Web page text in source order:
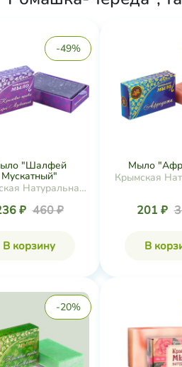
-49%
"Шалфей
Мускатный"
Натуральная
₽ 460 ₽
В корзину
Мыло
Крымская
201 ₽
В
-20%